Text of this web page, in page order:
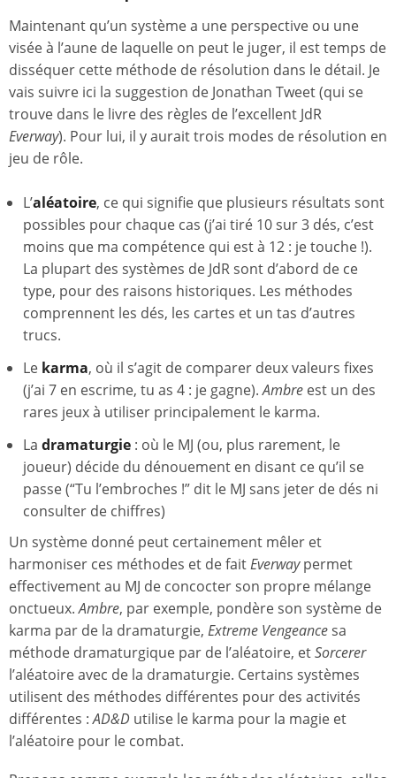
Maintenant qu’un système a une perspective ou une
visée à l’aune de laquelle on peut le juger, il est temps de
disséquer cette méthode de résolution dans le détail. Je
vais suivre ici la suggestion de Jonathan Tweet (qui se
trouve dans le livre des règles de l’excellent JdR
Everway). Pour lui, il y aurait trois modes de résolution en
jeu de rôle.
L’aléatoire, ce qui signifie que plusieurs résultats sont
possibles pour chaque cas (j’ai tiré 10 sur 3 dés, c’est
moins que ma compétence qui est à 12 : je touche !).
La plupart des systèmes de JdR sont d’abord de ce
type, pour des raisons historiques. Les méthodes
comprennent les dés, les cartes et un tas d’autres
trucs.
Le karma, où il s’agit de comparer deux valeurs fixes
(j’ai 7 en escrime, tu as 4 : je gagne).Ambre est un des
rares jeux à utiliser principalement le karma.
La dramaturgie : où le MJ (ou, plus rarement, le
joueur) décide du dénouement en disant ce qu’il se
passe (“Tu l’embroches !” dit le MJ sans jeter de dés ni
consulter de chiffres)
Un système donné peut certainement mêler et
harmoniser ces méthodes et de faitEverwaypermet
effectivement au MJ de concocter son propre mélange
onctueux.Ambre, par exemple, pondère son système de
karma par de la dramaturgie, Extreme Vengeancesa
méthode dramaturgique par de l’aléatoire, etSorcerer
l’aléatoire avec de la dramaturgie. Certains systèmes
utilisent des méthodes différentes pour des activités
différentes :AD&D utilise le karma pour la magie et
l’aléatoire pour le combat.